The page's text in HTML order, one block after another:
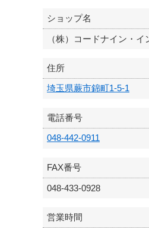
ショップ名
（株）コードナイン・
住所
埼玉県蕨市錦町1-5-1
電話番号
048-442-0911
FAX番号
048-433-0928
営業時間